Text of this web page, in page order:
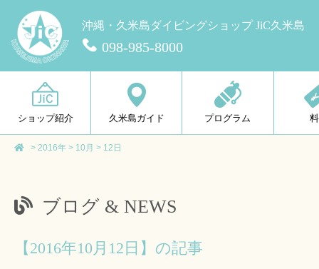
沖縄・久米島ダイビングショップ JiC久米島
098-985-8000
ショップ紹介 久米島ガイド プログラム
> 2016年 > 10月 > 12日
ブログ & NEWS
【2016年10月12日】の記事